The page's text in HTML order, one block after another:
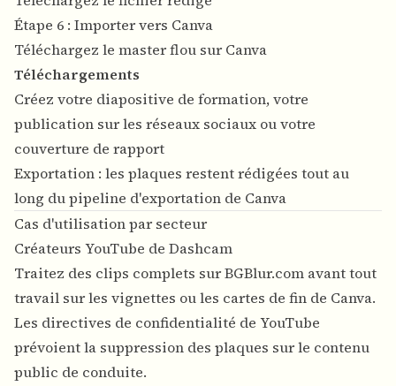
Étape 6 : Importer vers Canva
Téléchargez le master flou sur Canva
Téléchargements
Créez votre diapositive de formation, votre
publication sur les réseaux sociaux ou votre
couverture de rapport
Exportation : les plaques restent rédigées tout au
long du pipeline d'exportation de Canva
Cas d'utilisation par secteur
Créateurs YouTube de Dashcam
Traitez des clips complets sur BGBlur.com avant tout
travail sur les vignettes ou les cartes de fin de Canva.
Les directives de confidentialité de YouTube
prévoient la suppression des plaques sur le contenu
public de conduite.